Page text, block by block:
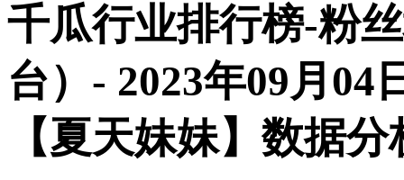
千瓜行业排行榜-粉
台）- 2023年09月04
【夏天妹妹】数据分